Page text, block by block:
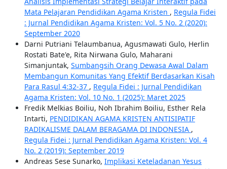
Mata Pelajaran Pendidikan Agama Kristen , Regula Fidei
: Jurnal Pendidikan Agama Kristen: Vol. 5 No. 2 (2020):
September 2020
Darni Putriani Telaumbanua, Agusmawati Gulo, Herlin
Rostati Bate'e, Rita Nirwana Gulo, Maharani
Simanjuntak, Sumbangsih Orang Dewasa Awal Dalam
Membangun Komunitas Yang Efektif Berdasarkan Kisah
Para Rasul 4:32-37 , Regula Fidei : Jurnal Pendidikan
Agama Kristen: Vol. 10 No. 1 (2025): Maret 2025
Fredik Melkias Boiliu, Noh Ibrahim Boiliu, Esther Rela
Intarti, PENDIDIKAN AGAMA KRISTEN ANTISIPATIF
RADIKALISME DALAM BERAGAMA DI INDONESIA ,
Regula Fidei : Jurnal Pendidikan Agama Kristen: Vol. 4
No. 2 (2019): September 2019
Andreas Sese Sunarko, Implikasi Keteladanan Yesus